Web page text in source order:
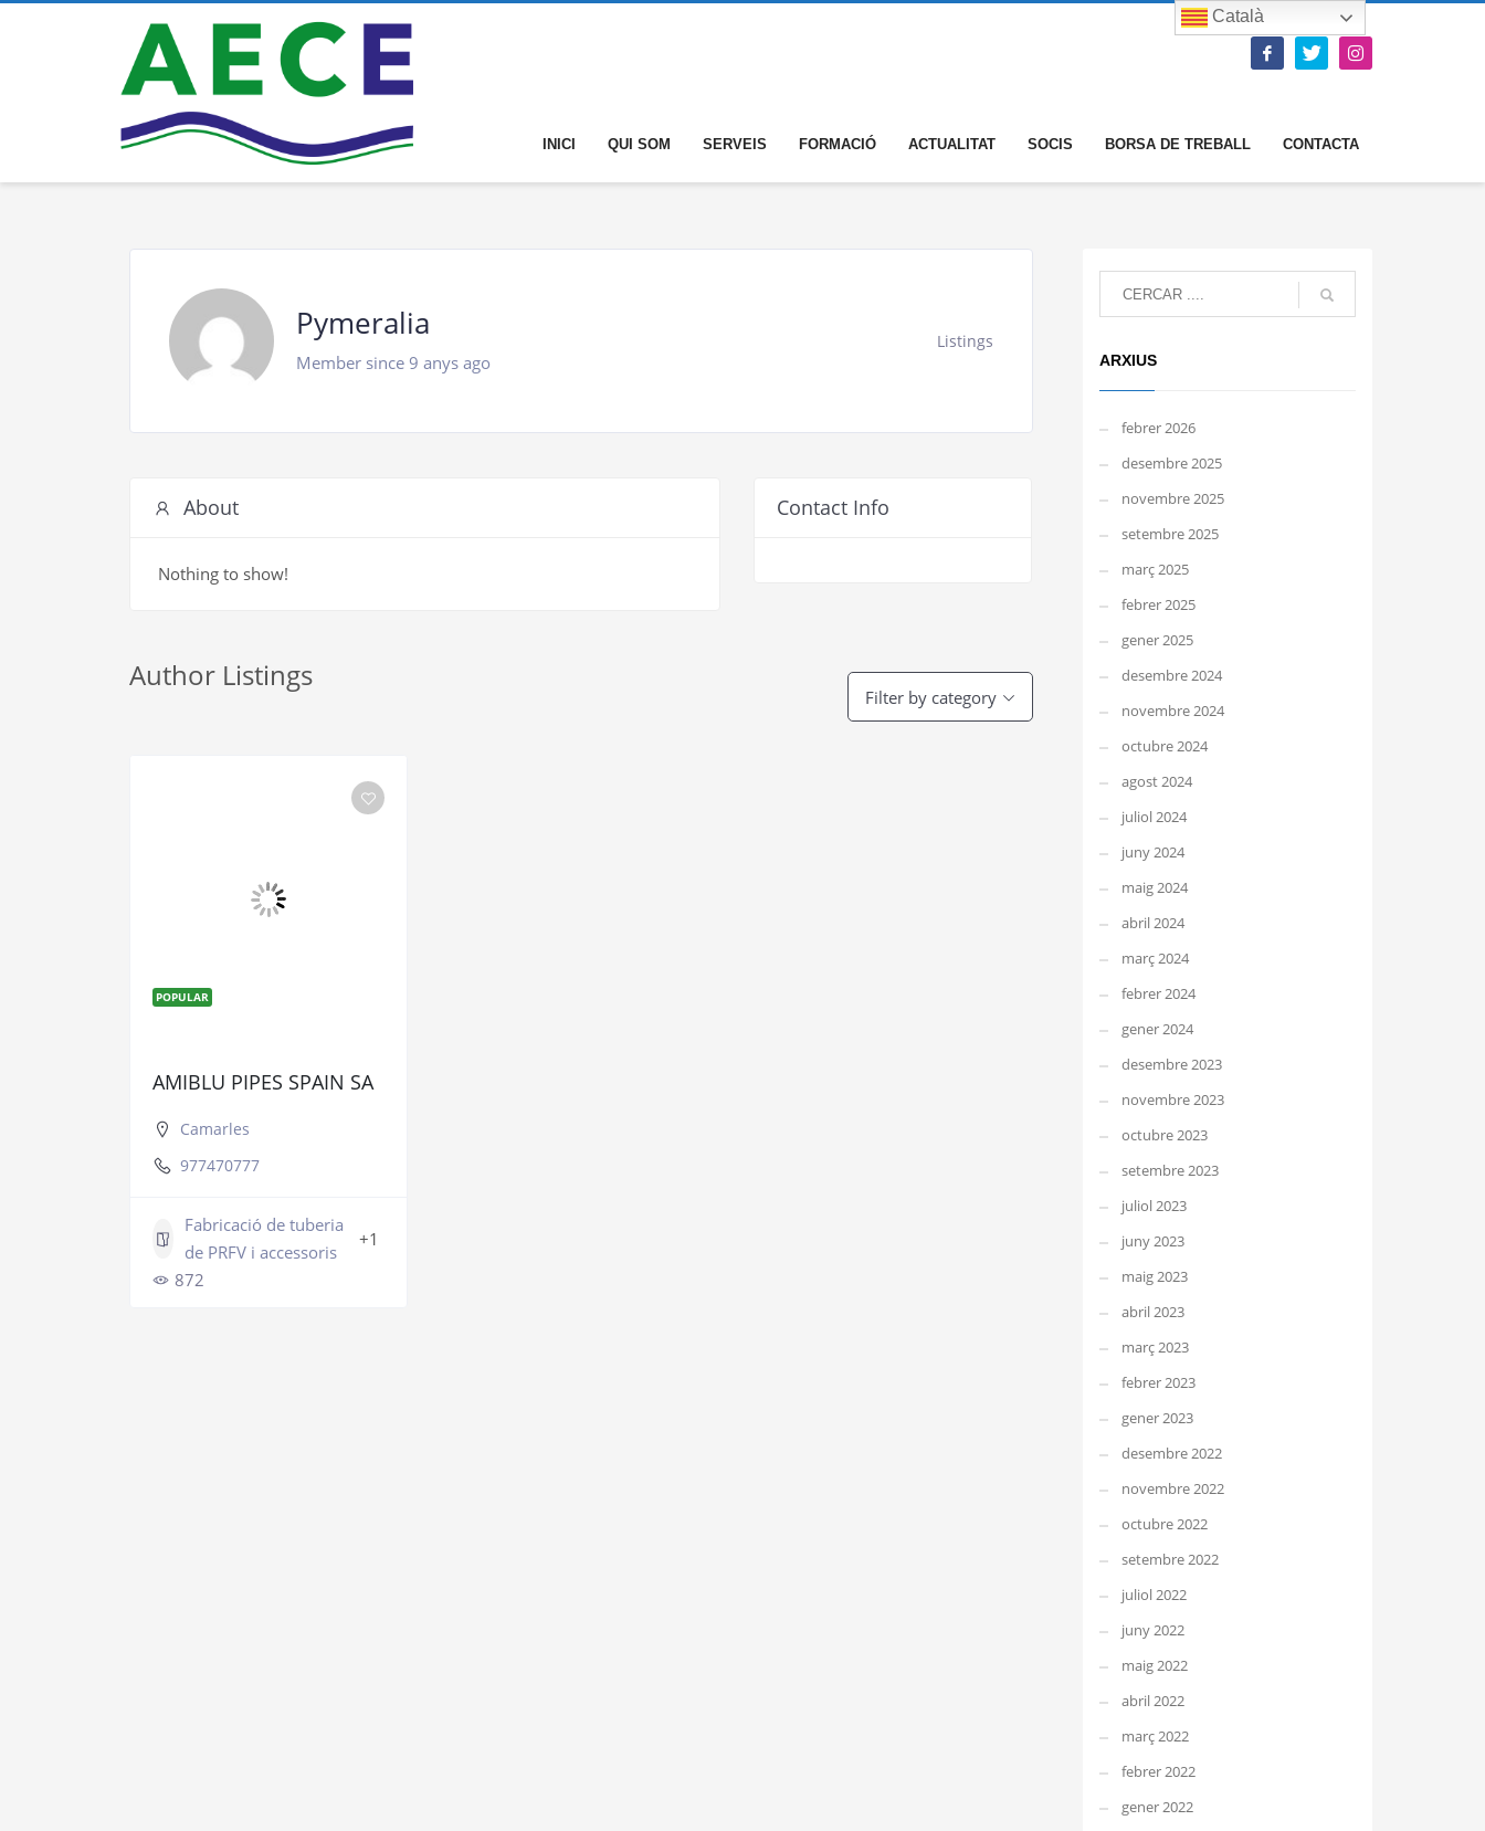
INICI QUI SOM SERVEIS FORMACIÓ ACTUALITAT SOCIS BORSA DE TREBALL CONTACTA
Pymeralia
Member since 9 anys ago
Listings
About
Nothing to show!
Contact Info
Author Listings
Filter by category
POPULAR
AMIBLU PIPES SPAIN SA
Camarles
977470777
Fabricació de tuberia
de PRFV i accessoris
+1
872
ARXIUS
febrer 2026
desembre 2025
novembre 2025
setembre 2025
març 2025
febrer 2025
gener 2025
desembre 2024
novembre 2024
octubre 2024
agost 2024
juliol 2024
juny 2024
maig 2024
abril 2024
març 2024
febrer 2024
gener 2024
desembre 2023
novembre 2023
octubre 2023
setembre 2023
juliol 2023
juny 2023
maig 2023
abril 2023
març 2023
febrer 2023
gener 2023
desembre 2022
novembre 2022
octubre 2022
setembre 2022
juliol 2022
juny 2022
maig 2022
abril 2022
març 2022
febrer 2022
gener 2022
Català